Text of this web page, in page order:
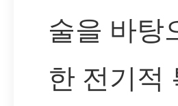
술을 바탕
한 전기적